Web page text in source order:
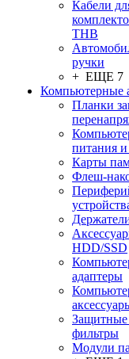
Кабели
THB
ручки
+ ЕЩЕ 7
Компьютерные
Планки
питания
Карты
Флеш-
HDD/SSD
адаптеры
Защитные
фильтры
Модули